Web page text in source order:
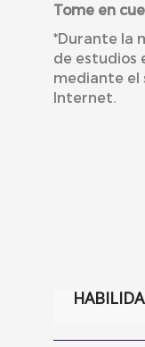
Tome en
*Durante la
de estudios
mediante el
Internet.